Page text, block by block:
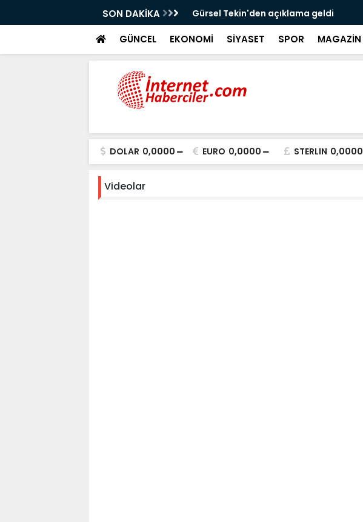
SON DAKİKA Gürsel Tekin'den açıklama geldi
GÜNCEL EKONOMİ SİYASET SPOR MAGAZİN
DOLAR 0,0000 EURO 0,0000 STERLIN 0,0000
Videolar